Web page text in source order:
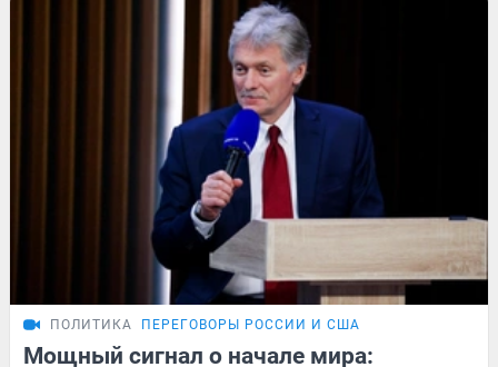
ПОЛИТИКА ПЕРЕГОВОРЫ РОССИИ И США
Мощный сигнал о начале мира: